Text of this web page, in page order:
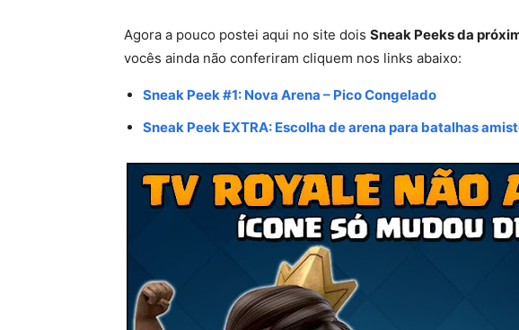
Agora a pouco postei aqui no site dois Sneak Peeks da
vocês ainda não conferiram cliquem nos links abaixo:
Sneak Peek #1: Nova Arena – Pico Congelado
Sneak Peek EXTRA: Escolha de arena para batalhas